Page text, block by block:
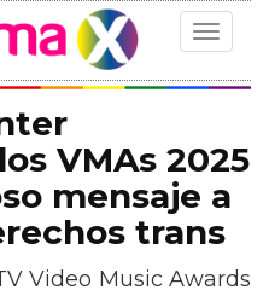
Toggle
VMAs 2025
mensaje a
trans
Video Music Awards